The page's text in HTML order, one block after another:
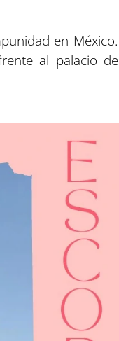
en México.
al palacio de